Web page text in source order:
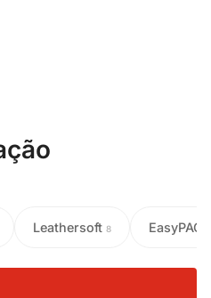
Leathersoft 8 EasyPAC